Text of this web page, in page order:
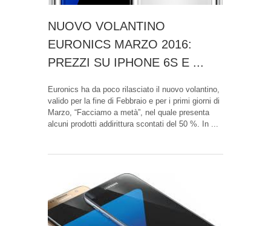
NUOVO VOLANTINO
EURONICS MARZO 2016:
PREZZI SU IPHONE 6S E ...
Euronics ha da poco rilasciato il nuovo volantino,
valido per la fine di Febbraio e per i primi giorni di
Marzo, “Facciamo a metà”, nel quale presenta
alcuni prodotti addirittura scontati del 50 %. In ...